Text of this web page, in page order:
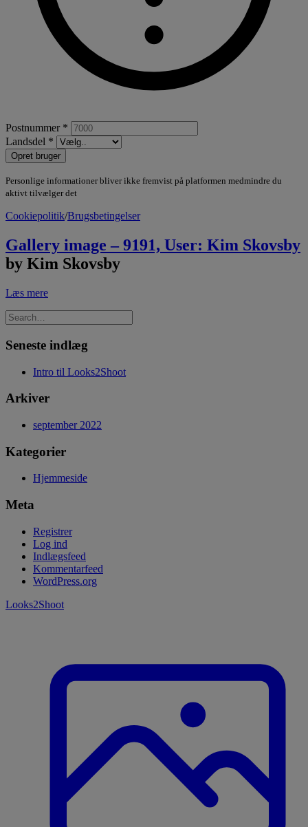
Postnummer *
Landsdel *
Opret bruger
Personlige informationer bliver ikke fremvist på platformen medmindre du
aktivt tilvælger det
Cookiepolitik/Brugsbetingelser
Gallery image – 9191, User: Kim Skovsby
by Kim Skovsby
Læs mere
Seneste indlæg
Intro til Looks2Shoot
Arkiver
september 2022
Kategorier
Hjemmeside
Meta
Registrer
Log ind
Indlægsfeed
Kommentarfeed
WordPress.org
Looks2Shoot